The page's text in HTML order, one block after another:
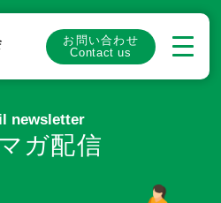
お問い合わせ
Contact us
newsletter
ガ配信